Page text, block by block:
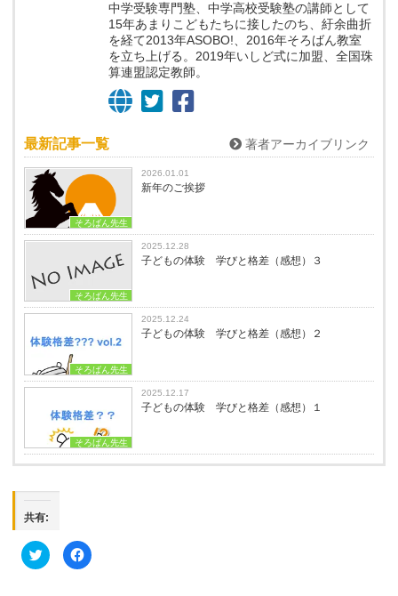
中学受験専門塾、中学高校受験塾の講師として
15年あまりこどもたちに接したのち、紆余曲折
を経て2013年ASOBO!、2016年そろばん教室
を立ち上げる。2019年いしど式に加盟、全国珠
算連盟認定教師。
最新記事一覧 著者アーカイブリンク
そろばん先生
2026.01.01
新年のご挨拶
そろばん先生
2025.12.28
子どもの体験 学びと格差（感想）３
そろばん先生
2025.12.24
子どもの体験 学びと格差（感想）２
そろばん先生
2025.12.17
子どもの体験 学びと格差（感想）１
共有:
ク
リ
Facebook
で